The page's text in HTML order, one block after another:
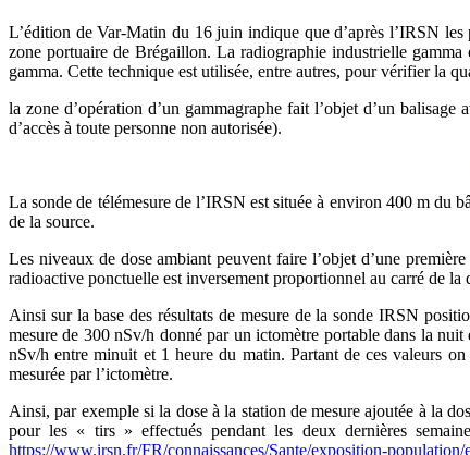
L’édition de Var-Matin du 16 juin indique que d’après l’IRSN
zone portuaire de Brégaillon. La radiographie industrielle
gamma. Cette technique est utilisée, entre autres, pour vérifier la
la zone d’opération d’un gammagraphe fait l’objet d’un
d’accès à toute personne non autorisée).
La sonde de télémesure de l’IRSN est située à environ 400 m du
de la source.
Les niveaux de dose ambiant peuvent faire l’objet d’une
radioactive ponctuelle est inversement proportionnel au carré de la
Ainsi sur la base des résultats de mesure de la sonde IRSN
mesure de 300 nSv/h donné par un ictomètre portable dans la
nSv/h entre minuit et 1 heure du matin. Partant de ces valeurs
mesurée par l’ictomètre.
Ainsi, par exemple si la dose à la station de mesure ajoutée à la
pour les « tirs » effectués pendant les deux dernières
https://www.irsn.fr/FR/connaissances/Sante/exposition-